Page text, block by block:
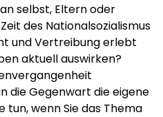
selbst, Eltern oder
des Nationalsozialismus
und Vertreibung erlebt
aktuell auswirken?
die Gegenwart die eigene
tun, wenn Sie das Thema